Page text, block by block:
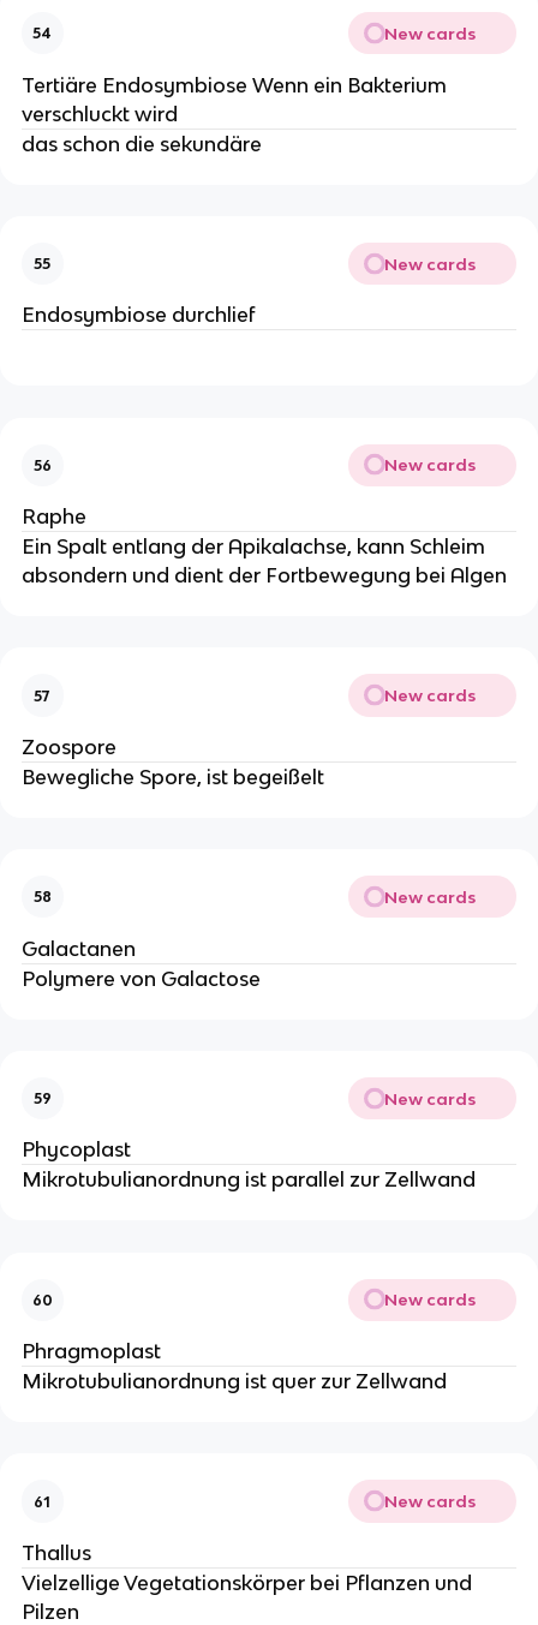
54 New cards
Tertiäre Endosymbiose Wenn ein Bakterium
verschluckt wird
das schon die sekundäre
55 New cards
Endosymbiose durchlief
56 New cards
Raphe
Ein Spalt entlang der Apikalachse, kann Schleim
absondern und dient der Fortbewegung bei Algen
57 New cards
Zoospore
Bewegliche Spore, ist begeißelt
58 New cards
Galactanen
Polymere von Galactose
59 New cards
Phycoplast
Mikrotubulianordnung ist parallel zur Zellwand
60 New cards
Phragmoplast
Mikrotubulianordnung ist quer zur Zellwand
61 New cards
Thallus
Vielzellige Vegetationskörper bei Pflanzen und
Pilzen